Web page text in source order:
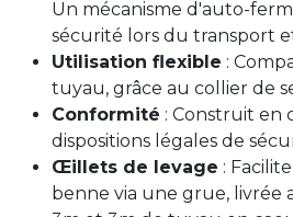
Un mécanisme d'auto-
sécurité lors du transport
Utilisation flexible :
tuyau, grâce au collier de
Conformité : Construit en
dispositions légales de
Œillets de levage :
benne via une grue, livrée